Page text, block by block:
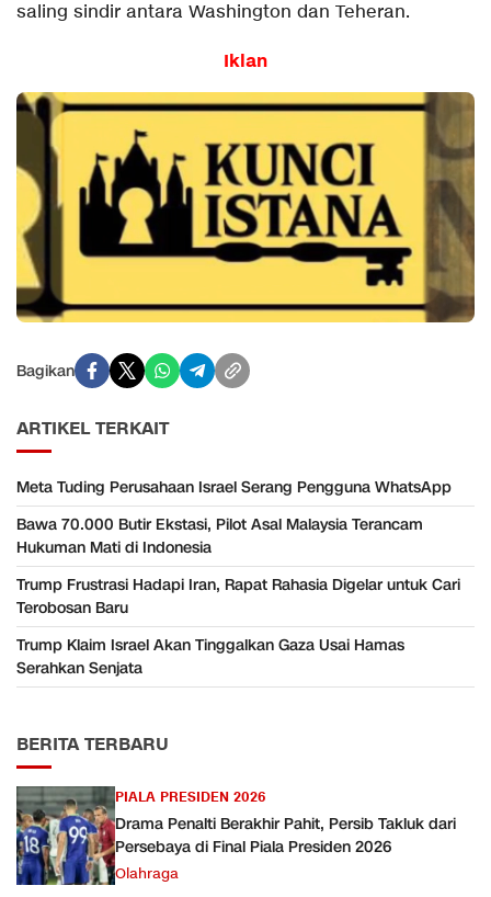
saling sindir antara Washington dan Teheran.
Iklan
Bagikan
ARTIKEL TERKAIT
Meta Tuding Perusahaan Israel Serang Pengguna WhatsApp
Bawa 70.000 Butir Ekstasi, Pilot Asal Malaysia Terancam
Hukuman Mati di Indonesia
Trump Frustrasi Hadapi Iran, Rapat Rahasia Digelar untuk Cari
Terobosan Baru
Trump Klaim Israel Akan Tinggalkan Gaza Usai Hamas
Serahkan Senjata
BERITA TERBARU
PIALA PRESIDEN 2026
Drama Penalti Berakhir Pahit, Persib Takluk dari
Persebaya di Final Piala Presiden 2026
Olahraga